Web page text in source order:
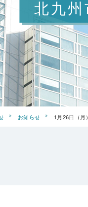
北九
お知らせ 1月26日（月